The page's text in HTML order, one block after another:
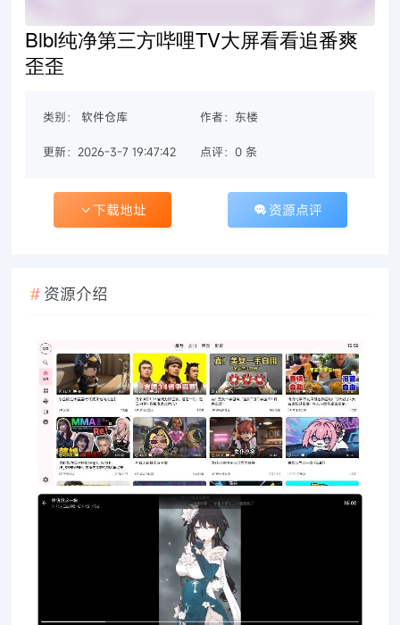
Blbl纯净第三方哔哩TV大屏看看追番爽
歪歪
类别： 软件仓库 作者：东楼
更新：2026-3-7 19:47:42 点评：0 条
下载地址 资源点评
资源介绍